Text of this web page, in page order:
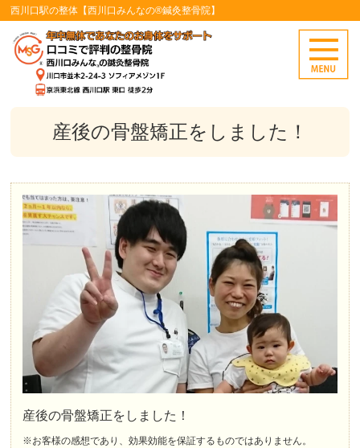
西川口駅の整体【西川口みんなの®鍼灸整骨院】
産後の骨盤矯正をしました！
産後の骨盤矯正をしました！
※お客様の感想であり、効果効能を保証するものではありません。